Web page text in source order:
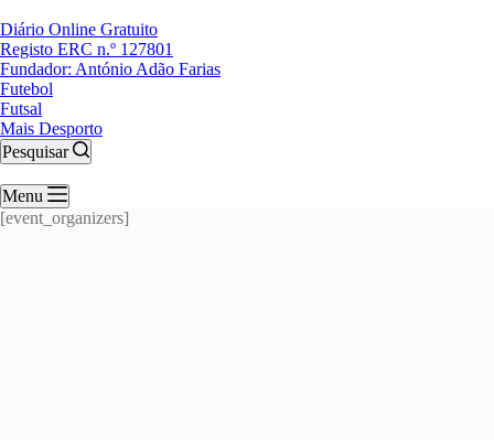
Diário Online Gratuito
Registo ERC n.º 127801
Fundador: António Adão Farias
Futebol
Futsal
Mais Desporto
Pesquisar
Menu
[event_organizers]